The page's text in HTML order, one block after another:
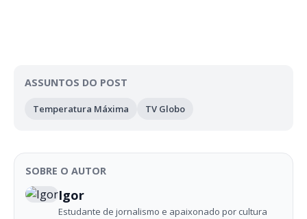
ASSUNTOS DO POST
Temperatura Máxima TV Globo
SOBRE O AUTOR
Igor
Estudante de jornalismo e apaixonado por cultura